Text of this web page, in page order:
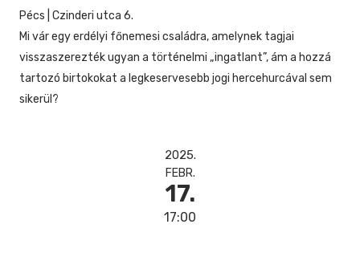
Pécs Czinderi utca 6.
Mi vár egy erdélyi főnemesi családra, amelynek tagjai
visszaszerezték ugyan a történelmi „ingatlant”, ám a hozzá
tartozó birtokokat a legkeservesebb jogi hercehurcával sem
sikerül?
2025.
FEBR.
17.
17:00